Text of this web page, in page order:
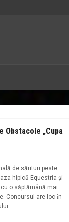
Obstacole „Cupa
de sărituri peste
hipică Equestria şi
o săptămână mai
Concursul are loc ȋn